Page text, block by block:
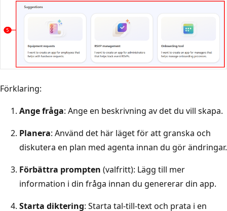
Förklaring:
Ange fråga: Ange en beskrivning av det du vill skapa.
Planera: Använd det här läget för att granska och
diskutera en plan med agenta innan du gör ändringar.
Förbättra prompten (valfritt): Lägg till mer
information i din fråga innan du genererar din app.
Starta diktering: Starta tal-till-text och prata i en